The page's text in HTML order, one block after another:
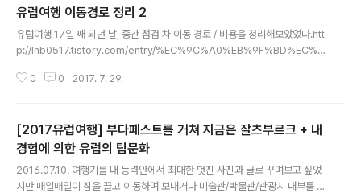
유럽여행 이동경로 정리 2
유럽여행 17일 째 되던 날, 중간 점검 차 이동 경로 / 비용을 정리해보았었다.htt
p://lhb0517.tistory.com/entry/%EC%9C%A0%EB%9F%BD%EC%9
4%EB%8F%99%EA%B2%BD%EB%A1%9C%EC%A0%95%EB%A
8%EB%B9%84%EC%97%94%EB%82%98%EB%B9%88%EC%9
E%98%EC%B8%A0%EB%B6%80%EB%A5%B4%ED%81%AC%E
C%B2%B4%EC%8A%A4%ED%82%A4%ED%81%AC%EB%A1%A
C%EB..
0 0 2017. 7. 29.
[2017유럽여행] 부다페스트를 거쳐 지금은 잘츠부르크 + 내
경험에 의한 유럽의 팁문화
2016.07.10. 여행기를 내 능력안에서 최대한 멋진 사진과 글로 꾸며보고 싶었
지만 매일매일이 짐을 끌고 이동하며 보내거나 미술관/박물관/관광지 내부를 돌